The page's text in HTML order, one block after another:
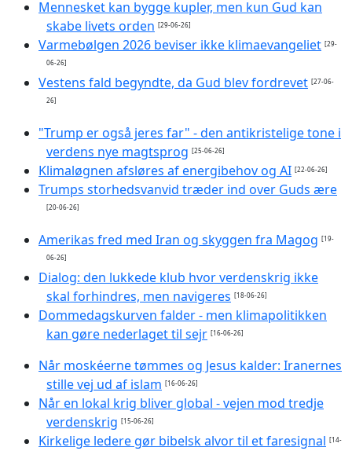
Mennesket kan bygge kupler, men kun Gud kan
skabe livets orden [29-06-26]
Varmebølgen 2026 beviser ikke klimaevangeliet [29-
06-26]
Vestens fald begyndte, da Gud blev fordrevet [27-06-
26]
"Trump er også jeres far" - den antikristelige tone i
verdens nye magtsprog [25-06-26]
Klimaløgnen afsløres af energibehov og AI [22-06-26]
Trumps storhedsvanvid træder ind over Guds ære
[20-06-26]
Amerikas fred med Iran og skyggen fra Magog [19-
06-26]
Dialog: den lukkede klub hvor verdenskrig ikke
skal forhindres, men navigeres [18-06-26]
Dommedagskurven falder - men klimapolitikken
kan gøre nederlaget til sejr [16-06-26]
Når moskéerne tømmes og Jesus kalder: Iranernes
stille vej ud af islam [16-06-26]
Når en lokal krig bliver global - vejen mod tredje
verdenskrig [15-06-26]
Kirkelige ledere gør bibelsk alvor til et faresignal [14-